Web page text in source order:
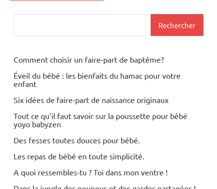
Rechercher
Comment choisir un faire-part de baptême?
Éveil du bébé : les bienfaits du hamac pour votre
enfant
Six idées de faire-part de naissance originaux
Tout ce qu’il faut savoir sur la poussette pour bébé
yoyo babyzen
Des fesses toutes douces pour bébé.
Les repas de bébé en toute simplicité.
A quoi ressembles-tu ? Toi dans mon ventre !